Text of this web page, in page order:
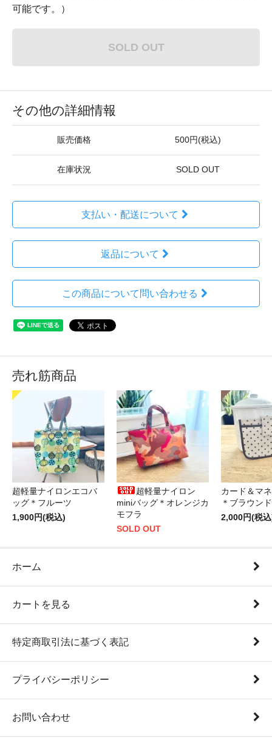
可能です。）
SOLD OUT
その他の詳細情報
販売価格 500円(税込)
在庫状況 SOLD OUT
支払い・配送について
返品について
この商品について問い合わせる
売れ筋商品
超軽量ナイロンエコバ
ッグ＊フルーツ
1,900円(税込)
超軽量ナイロン
miniバッグ＊オレンジカ
モフラ
SOLD OUT
カード＆マ
＊ブラウン
2,000円(税
ホーム
カートを見る
特定商取引法に基づく表記
プライバシーポリシー
お問い合わせ